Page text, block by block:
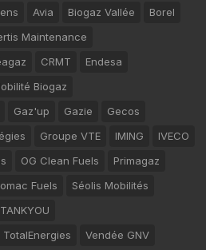
Avia Biogaz Vallée
Borel
Maintenance
CRMT
Endesa
Biogaz
Gaz'up Gazie
Gecos
Groupe VTE IMING
IVECO
OG Clean Fuels
Primagaz
Fuels
Séolis Mobilités
TANKYOU
TotalEnergies Vendée GNV